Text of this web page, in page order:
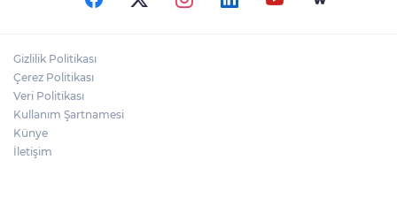
ALİ BEKTAN yazdı: "ABD Türkiye’yi
Gizlilik Politikası
Çerez Politikası
Veri Politikası
Kullanım Şartnamesi
Künye
İletişim